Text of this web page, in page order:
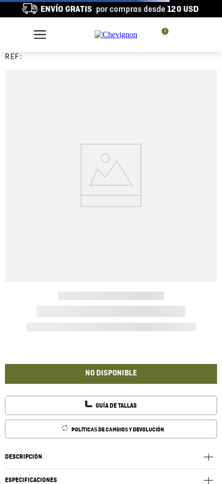
0
REF:
NO DISPONIBLE
GUÍA DE TALLAS
POLÍTICAS DE CAMBIOS Y DEVOLUCIÓN
DESCRIPCIÓN
ESPECIFICACIONES